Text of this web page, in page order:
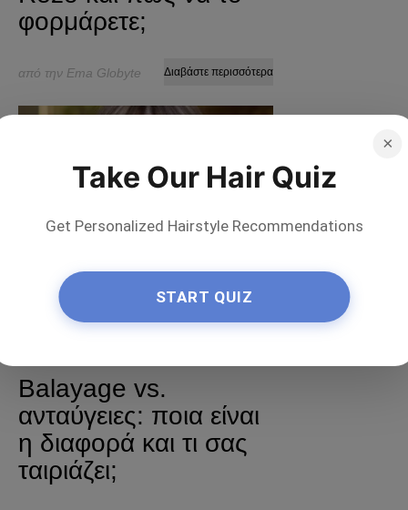
φορμάρετε;
από την Ema Globyte Διαβάστε περισσότερα
Balayage vs.
ανταύγειες: ποια είναι
η διαφορά και τι σας
ταιριάζει;
×
Take Our Hair Quiz
Get Personalized Hairstyle Recommendations
START QUIZ